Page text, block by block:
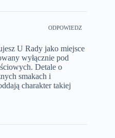
ODPOWIEDZ
U Rady jako miejsce
wyłącznie pod
Detale o
smakach i
charakter takiej